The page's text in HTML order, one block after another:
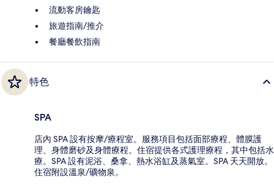
流動客房鑰匙
旅遊指南/推介
餐廳餐飲指南
特色
SPA
店內 SPA 設有按摩/療程室。服務項目包括面部療程、體膜護
理、身體磨砂及身體療程。住宿提供各式護理療程，其中包括水
療。SPA 設有泥浴、桑拿、熱水浴缸及蒸氣室。SPA 天天開放。
住宿附設溫泉/礦物泉。